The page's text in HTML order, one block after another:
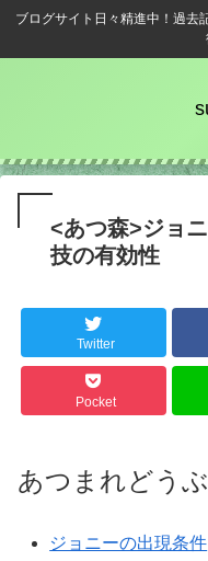
ブログサイト日々精進中！過去
<あつ森>ジョ
技の有効性
Twitter
Pocket
あつまれどう
ジョニーの出現条件